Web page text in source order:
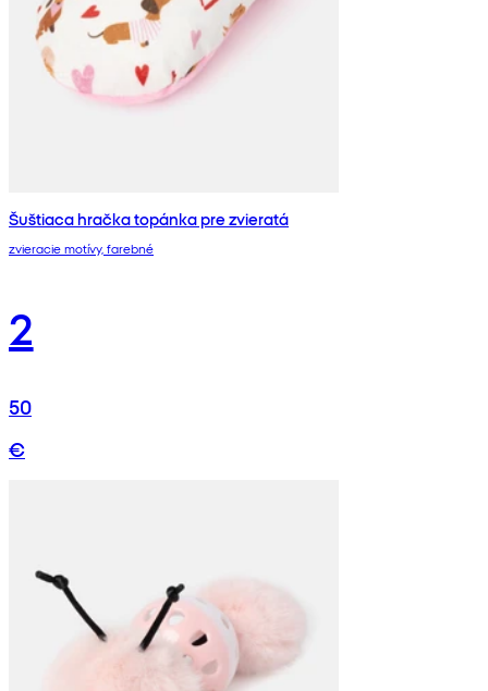
Šuštiaca hračka topánka pre zvieratá
zvieracie motívy, farebné
2
50
€